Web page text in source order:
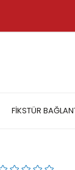
FIKSTÜR